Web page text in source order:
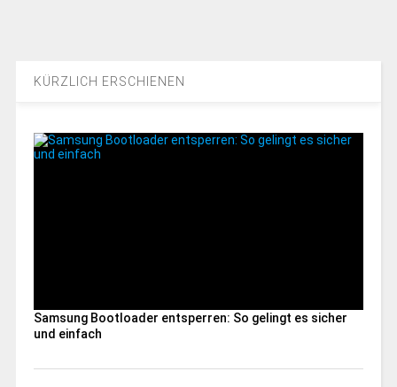
KÜRZLICH ERSCHIENEN
Samsung Bootloader entsperren: So gelingt es sicher
und einfach